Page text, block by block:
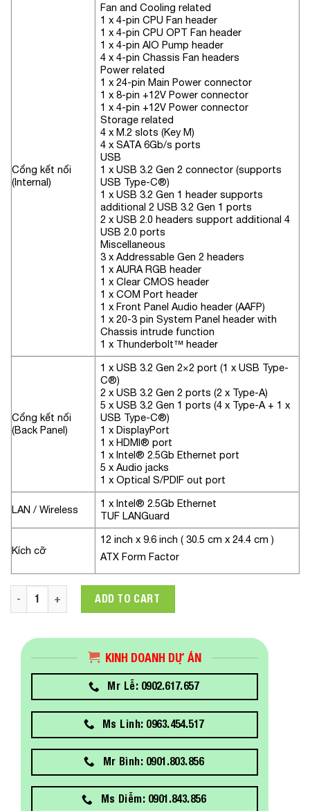
Cổng kết nối
(Internal)
Fan and Cooling related
1 x 4-pin CPU Fan header
1 x 4-pin CPU OPT Fan header
1 x 4-pin AIO Pump header
4 x 4-pin Chassis Fan headers
Power related
1 x 24-pin Main Power connector
1 x 8-pin +12V Power connector
1 x 4-pin +12V Power connector
Storage related
4 x M.2 slots (Key M)
4 x SATA 6Gb/s ports
USB
1 x USB 3.2 Gen 2 connector (supports
USB Type-C®)
1 x USB 3.2 Gen 1 header supports
additional 2 USB 3.2 Gen 1 ports
2 x USB 2.0 headers support additional 4
USB 2.0 ports
Miscellaneous
3 x Addressable Gen 2 headers
1 x AURA RGB header
1 x Clear CMOS header
1 x COM Port header
1 x Front Panel Audio header (AAFP)
1 x 20-3 pin System Panel header with
Chassis intrude function
1 x Thunderbolt™ header
Cổng kết nối
(Back Panel)
1 x USB 3.2 Gen 2×2 port (1 x USB Type-
C®)
2 x USB 3.2 Gen 2 ports (2 x Type-A)
5 x USB 3.2 Gen 1 ports (4 x Type-A + 1 x
USB Type-C®)
1 x DisplayPort
1 x HDMI® port
1 x Intel® 2.5Gb Ethernet port
5 x Audio jacks
1 x Optical S/PDIF out port
LAN / Wireless
1 x Intel® 2.5Gb Ethernet
TUF LANGuard
Kích cỡ
12 inch x 9.6 inch ( 30.5 cm x 24.4 cm )
ATX Form Factor
Mainboard ASUS TUF GAMING Z690-PLUS WIFI D5(Intel
ADD TO CART
KINH DOANH DỰ ÁN
Mr Lễ: 0902.617.657
Ms Linh: 0963.454.517
Mr Bình: 0901.803.856
Ms Diễm: 0901.843.856